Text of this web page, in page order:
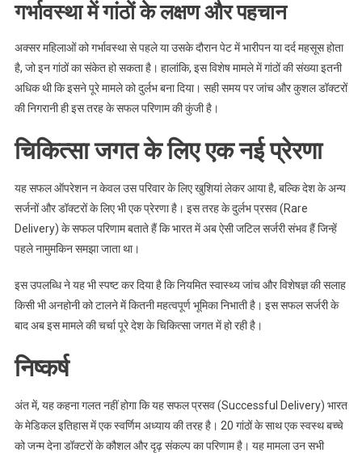
गर्भावस्था में गांठों के लक्षण और पहचान
अक्सर महिलाओं को गर्भावस्था से पहले या उसके दौरान पेट में भारीपन या दर्द महसूस होता
है, जो इन गांठों का संकेत हो सकता है। हालांकि, इस विशेष मामले में गांठों की संख्या इतनी
अधिक थी कि इसने पूरे मामले को दुर्लभ बना दिया। सही समय पर जांच और कुशल डॉक्टरों
की निगरानी ही इस तरह के सफल परिणाम की कुंजी है।
चिकित्सा जगत के लिए एक नई प्रेरणा
यह सफल ऑपरेशन न केवल उस परिवार के लिए खुशियां लेकर आया है, बल्कि देश के अन्य
सर्जनों और डॉक्टरों के लिए भी एक प्रेरणा है। इस तरह के दुर्लभ प्रसव (Rare
Delivery) के सफल परिणाम बताते हैं कि भारत में अब ऐसी जटिल सर्जरी संभव हैं जिन्हें
पहले नामुमकिन समझा जाता था।
इस उपलब्धि ने यह भी स्पष्ट कर दिया है कि नियमित स्वास्थ्य जांच और विशेषज्ञ की सलाह
किसी भी अनहोनी को टालने में कितनी महत्वपूर्ण भूमिका निभाती है। इस सफल सर्जरी के
बाद अब इस मामले की चर्चा पूरे देश के चिकित्सा जगत में हो रही है।
निष्कर्ष
अंत में, यह कहना गलत नहीं होगा कि यह सफल प्रसव (Successful Delivery) भारत
के मेडिकल इतिहास में एक स्वर्णिम अध्याय की तरह है। 20 गांठों के साथ एक स्वस्थ बच्चे
को जन्म देना डॉक्टरों के कौशल और दृढ़ संकल्प का परिणाम है। यह मामला उन सभी